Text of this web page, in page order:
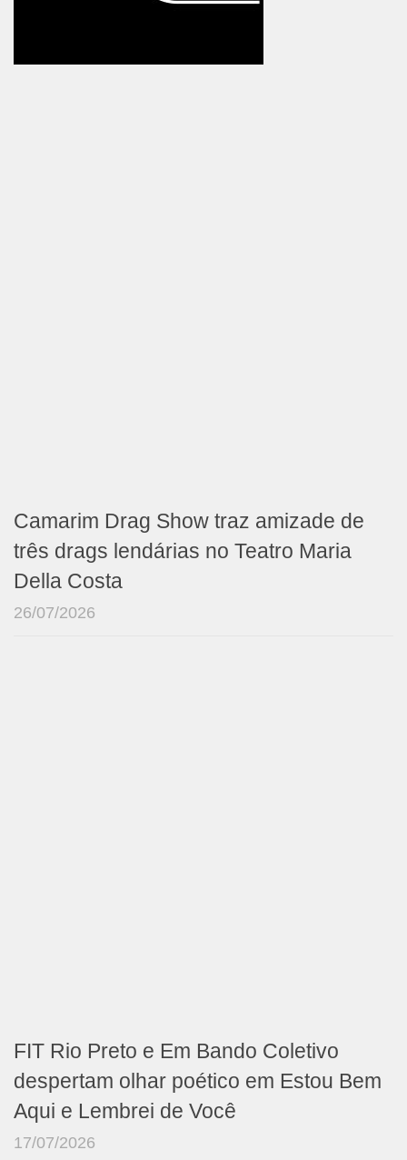
Camarim Drag Show traz amizade de
três drags lendárias no Teatro Maria
Della Costa
26/07/2026
FIT Rio Preto e Em Bando Coletivo
despertam olhar poético em Estou Bem
Aqui e Lembrei de Você
17/07/2026